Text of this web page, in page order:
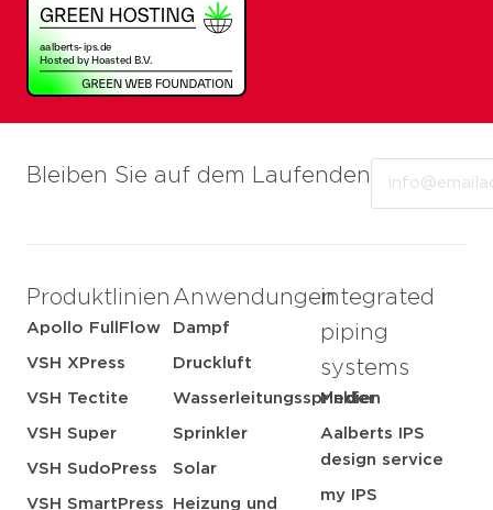
Bleiben Sie auf dem Laufenden
Produktlinien
Apollo FullFlow
VSH XPress
VSH Tectite
VSH Super
VSH SudoPress
VSH SmartPress
Anwendungen
Dampf
Druckluft
Wasserleitungssprinkler
Sprinkler
Solar
Heizung und
integrated
piping
systems
Medien
Aalberts IPS
design service
my IPS